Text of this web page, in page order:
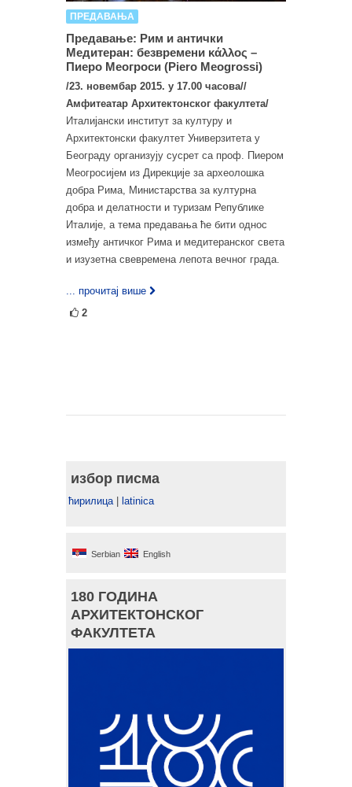
ПРЕДАВАЊА
Предавање: Рим и антички
Медитеран: безвремени κάλλος –
Пиеро Меогроси (Piero Meogrossi)
/23. новембар 2015. у 17.00 часова//
Амфитеатар Архитектонског факултета/
Италијански институт за културу и
Архитектонски факултет Универзитета у
Београду организују сусрет са проф. Пиером
Меогросијем из Дирекције за археолошка
добра Рима, Министарства за културна
добра и делатности и туризам Републике
Италије, а тема предавања ће бити однос
између античког Рима и медитеранског света
и изузетна свевремена лепота вечног града.
... прочитај више
2
избор писма
ћирилица| latinica
Serbian English
180 ГОДИНА
АРХИТЕКТОНСКОГ
ФАКУЛТЕТА